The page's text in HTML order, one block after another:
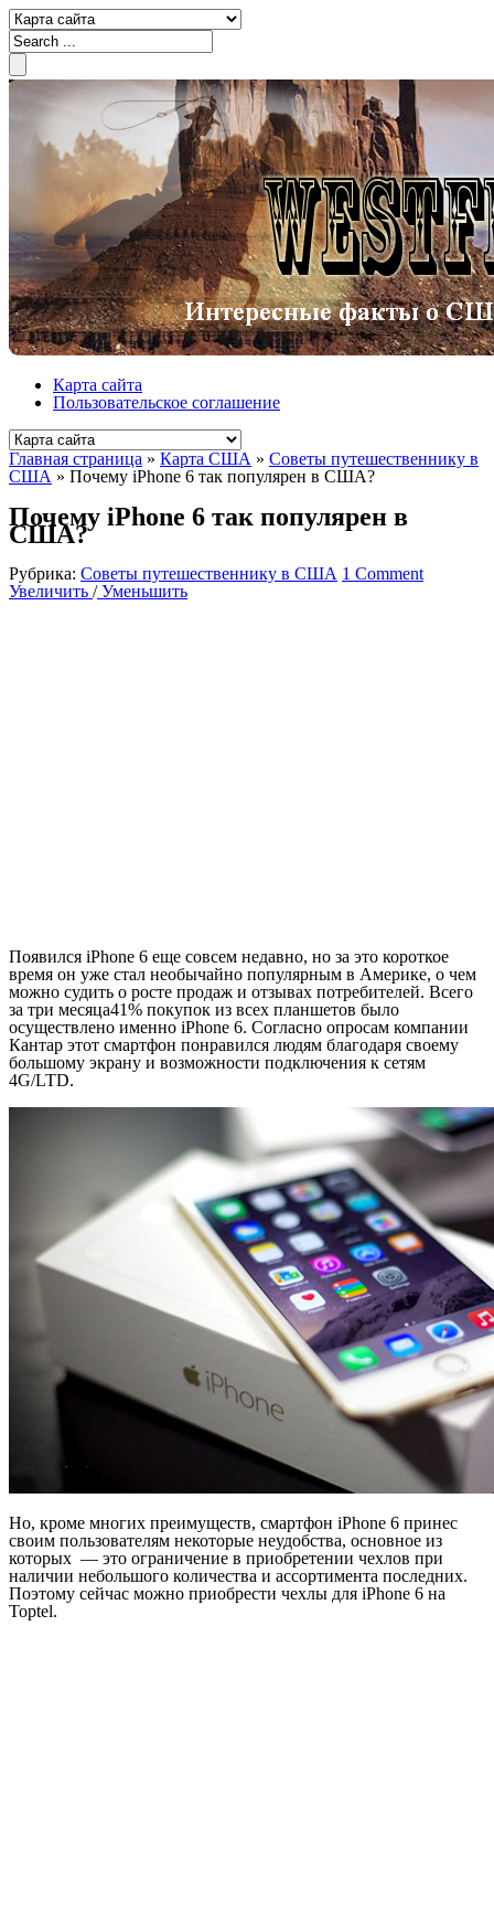
Карта сайта
Пользовательское соглашение
Главная страница » Карта США » Советы путешественнику в
США » Почему iPhone 6 так популярен в США?
Почему iPhone 6 так популярен в
США?
Рубрика: Советы путешественнику в США 1 Comment
Увеличить /Уменьшить
Появился iPhone 6 еще совсем недавно, но за это короткое
время он уже стал необычайно популярным в Америке, о чем
можно судить о росте продаж и отзывах потребителей. Всего
за три месяца41% покупок из всех планшетов было
осуществлено именно iPhone 6. Согласно опросам компании
Кантар этот смартфон понравился людям благодаря своему
большому экрану и возможности подключения к сетям
4G/LTD.
Но, кроме многих преимуществ, смартфон iPhone 6 принес
своим пользователям некоторые неудобства, основное из
которых — это ограничение в приобретении чехлов при
наличии небольшого количества и ассортимента последних.
Поэтому сейчас можно приобрести чехлы для iPhone 6 на
Toptel.